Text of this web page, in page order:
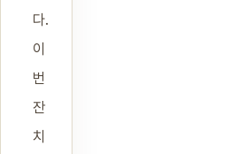
다.
이
번
잔
치